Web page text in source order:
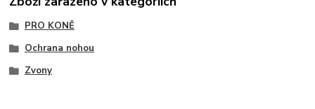
PRO KONĚ
Ochrana nohou
Zvony